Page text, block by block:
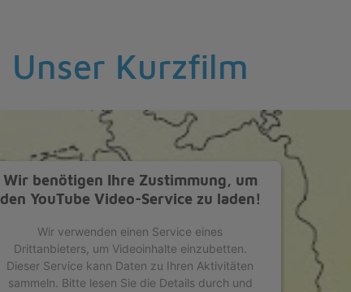
Unser Kurzfilm
Wir benötigen Ihre Zustimmung, um
den YouTube Video-Service zu laden!
Wir verwenden einen Service eines
Drittanbieters, um Videoinhalte einzubetten.
Dieser Service kann Daten zu Ihren Aktivitäten
sammeln. Bitte lesen Sie die Details durch und